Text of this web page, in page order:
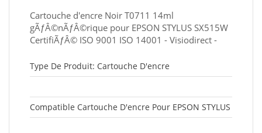
Cartouche d'encre Noir T0711 14ml
gÃƒÂ©nÃƒÂ©rique pour EPSON STYLUS SX515W
CertifiÃƒÂ© ISO 9001 ISO 14001 - Visiodirect -
Type De Produit: Cartouche D'encre
Compatible Cartouche D'encre Pour EPSON STYLUS